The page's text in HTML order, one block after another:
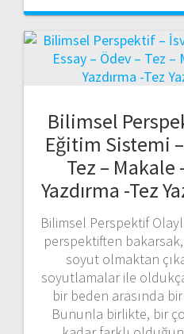
Bilimsel
Eğitim Sistemi
Tez – Makale
Yazdırma -Tez
Bilimsel Perspektif
perspektiften
soyut olmaktan
soyutlamalar ile
bir beden arasında
Bununla birlikte, bir